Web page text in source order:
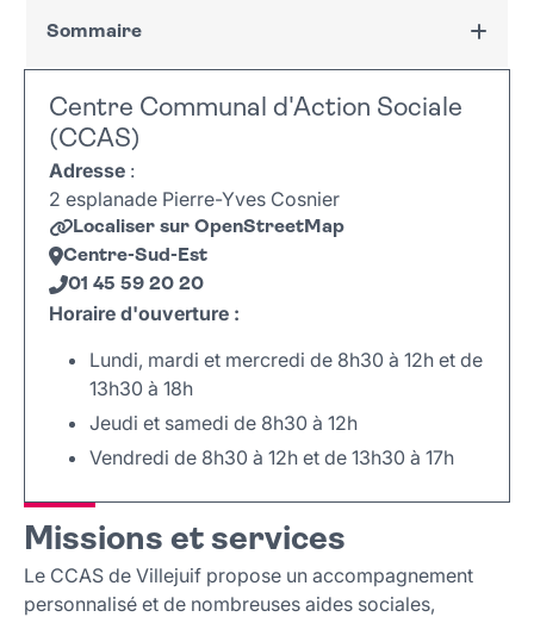
Sommaire
Missions et services
Documents à télécharger
Règlements intérieurs
Centre Communal d'Action Sociale
(CCAS)
Adresse :
2 esplanade Pierre-Yves Cosnier
Localiser sur OpenStreetMap
Centre-Sud-Est
01 45 59 20 20
Horaire d'ouverture :
Lundi, mardi et mercredi de 8h30 à 12h et de
13h30 à 18h
Jeudi et samedi de 8h30 à 12h
Vendredi de 8h30 à 12h et de 13h30 à 17h
+
−
Leaflet |©OpenStreetMap
Missions et services
Le CCAS de Villejuif propose un accompagnement
personnalisé et de nombreuses aides sociales,